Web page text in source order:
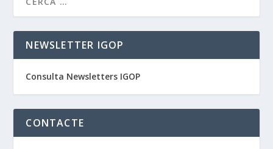
NEWSLETTER IGOP
Consulta Newsletters IGOP
CONTACTE